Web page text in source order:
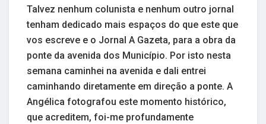
Talvez nenhum colunista e nenhum outro jornal
tenham dedicado mais espaços do que este que
vos escreve e o Jornal A Gazeta, para a obra da
ponte da avenida dos Município. Por isto nesta
semana caminhei na avenida e dali entrei
caminhando diretamente em direção a ponte. A
Angélica fotografou este momento histórico,
que acreditem, foi-me profundamente